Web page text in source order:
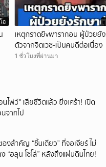
อ
เหตุกราดยิvพารากอน ผู้ป่วยยั
ตัวจากจิตเวช-เป็นคนดีต่อเนื่อง
1 ชั่วโมงที่ผ่านมา
ไฟว์" เสียชีวิตแล้ว ยิ่งเศร้า! เปิด
จากไป
งสำคัญ “ชิ้นเดียว” ที่จอเจียร์ ไม่
“ฮลุน โซโล่” หลังถึงแผ่นดินไทย!